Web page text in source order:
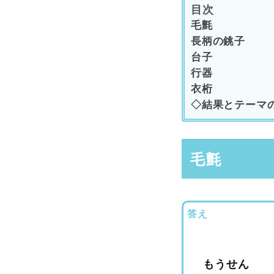
目次
毛氈
長柄の銚子
台子
行器
衣桁
◇結果とテーマ
毛氈
答え
もうせん